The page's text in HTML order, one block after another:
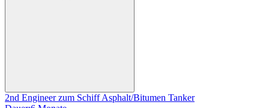
2nd Engineer zum Schiff Asphalt/Bitumen Tanker